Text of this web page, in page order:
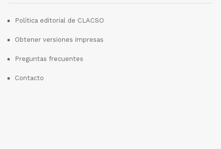
Política editorial de CLACSO
Obtener versiones impresas
Preguntas frecuentes
Contacto